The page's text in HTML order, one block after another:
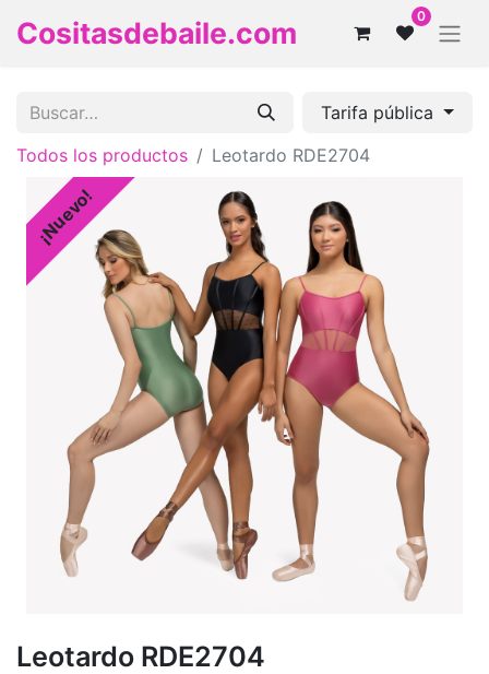
Cositasdebaile.com 0
Tarifa pública
Todos los productos
Leotardo RDE2704
¡Nuevo!
Leotardo RDE2704